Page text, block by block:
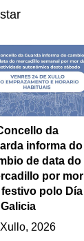
da
informa do
de data do
por mor
polo Día
2026